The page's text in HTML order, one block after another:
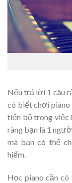
Nếu trả lời 1 câu
có biết chơi piano
tiến bộ trong việc
ràng bạn là 1
mà bạn có thể
hiếm.
Học piano cần có